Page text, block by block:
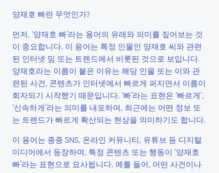
양재호 빠란 무엇인가?
먼저, ‘양재호 빠’라는 용어의 유래와 의미를 짚어보는 것
이 중요합니다. 이 용어는 특정 인물인 양재호 씨와 관련
된 인터넷 밈 또는 트렌드에서 비롯된 것으로 보입니다.
양재호라는 이름이 붙은 이유는 해당 인물 또는 이와 관
련된 사건, 콘텐츠가 인터넷에서 빠르게 퍼지면서 이름이
회자되기 시작했기 때문입니다. ‘빠’라는 표현은 ‘빠르게’,
‘신속하게’라는 의미를 내포하며, 최근에는 어떤 정보 또
는 트렌드가 빠르게 확산되는 현상을 의미하기도 합니다.
이 용어는 종종 SNS, 온라인 커뮤니티, 유튜브 등 디지털
미디어에서 등장하며, 특정 콘텐츠 또는 행동이 ‘양재호
빠’라는 표현으로 묘사됩니다. 예를 들어, 어떤 사건이나